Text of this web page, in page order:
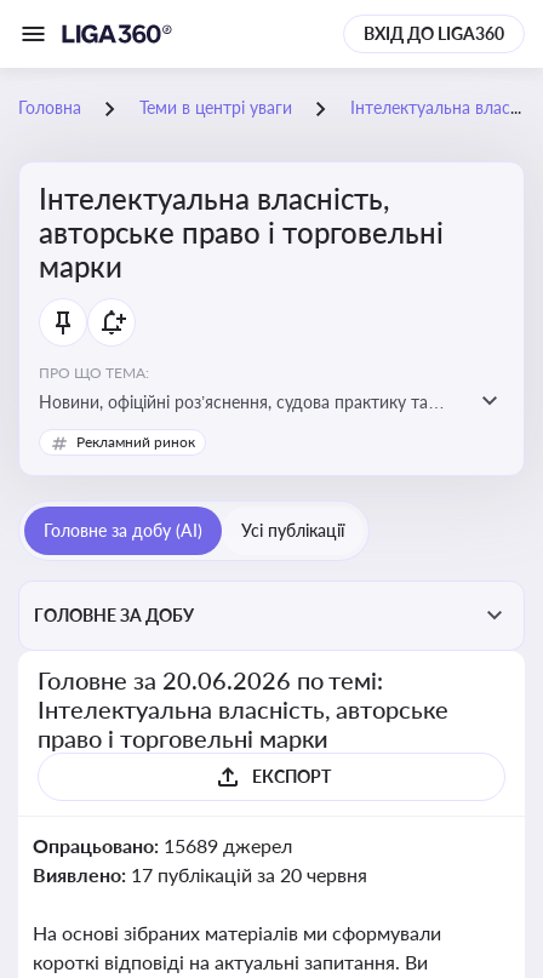
ВХІД ДО LIGA360
Головна Теми в центрі уваги Інтелектуальна власність, авторське право і торговельні марки
Інтелектуальна власність,
авторське право і торговельні
марки
ПРО ЩО ТЕМА:
Новини, офіційні роз’яснення, судова практику та
експертні матеріали, що стосуються авторського
права, реєстрації та захисту торговельних марок,
власності, а також змін у законодавстві у цій сфері
Рекламний ринок
Головне за добу (AI) Усі публікації
ГОЛОВНЕ ЗА ДОБУ
Головне за 20.06.2026 по темі:
Інтелектуальна власність, авторське
право і торговельні марки
ЕКСПОРТ
Опрацьовано: 15689 джерел
Виявлено: 17 публікацій за 20 червня
На основі зібраних матеріалів ми сформували
короткі відповіді на актуальні запитання. Ви